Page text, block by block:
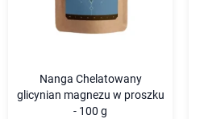
Nanga Chelatowany
glicynian magnezu w proszku
- 100 g